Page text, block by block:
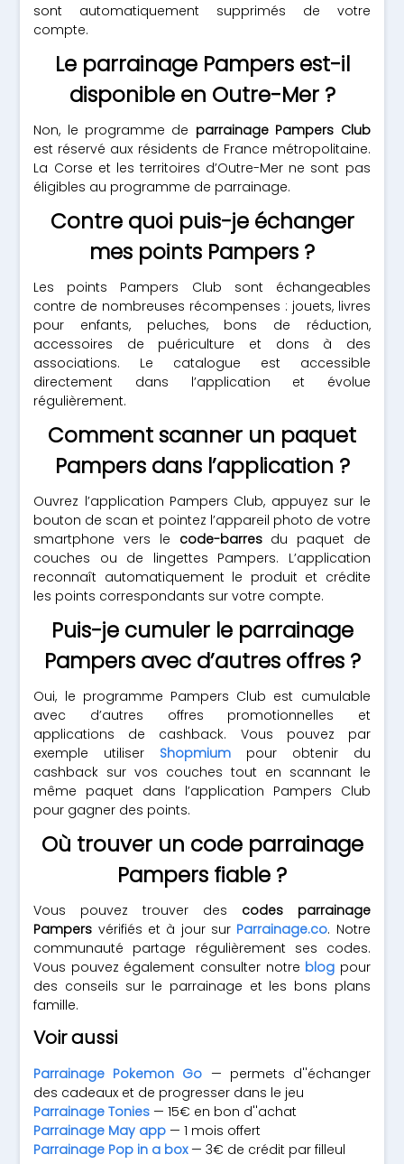
sont automatiquement supprimés de votre
compte.
Le parrainage Pampers est-il
disponible en Outre-Mer ?
Non, le programme de parrainage Pampers Club
est réservé aux résidents de France métropolitaine.
La Corse et les territoires d’Outre-Mer ne sont pas
éligibles au programme de parrainage.
Contre quoi puis-je échanger
mes points Pampers ?
Les points Pampers Club sont échangeables
contre de nombreuses récompenses : jouets, livres
pour enfants, peluches, bons de réduction,
accessoires de puériculture et dons à des
associations. Le catalogue est accessible
directement dans l’application et évolue
régulièrement.
Comment scanner un paquet
Pampers dans l’application ?
Ouvrez l’application Pampers Club, appuyez sur le
bouton de scan et pointez l’appareil photo de votre
smartphone vers le code-barresdu paquet de
couches ou de lingettes Pampers. L’application
reconnaît automatiquement le produit et crédite
les points correspondants sur votre compte.
Puis-je cumuler le parrainage
Pampers avec d’autres offres ?
Oui, le programme Pampers Club est cumulable
avec d’autres offres promotionnelles et
applications de cashback. Vous pouvez par
exemple utiliser Shopmium pour obtenir du
cashback sur vos couches tout en scannant le
même paquet dans l’application Pampers Club
pour gagner des points.
Où trouver un code parrainage
Pampers fiable ?
Vous pouvez trouver des codes parrainage
Pampers vérifiés et à jour sur Parrainage.co. Notre
communauté partage régulièrement ses codes.
Vous pouvez également consulter notre blog pour
des conseils sur le parrainage et les bons plans
famille.
Voir aussi
Parrainage Pokemon Go — permets d''échanger
des cadeaux et de progresser dans le jeu
Parrainage Tonies — 15€ en bon d''achat
Parrainage May app — 1 mois offert
Parrainage Pop in a box— 3€ de crédit par filleul